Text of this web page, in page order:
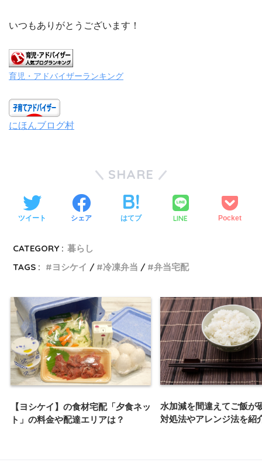
いつもありがとうございます！
育児・アドバイザーランキング
にほんブログ村
SHARE
ツイート シェア はてブ LINE Pocket
CATEGORY : 暮らし
TAGS :
ヨシケイ 冷凍弁当 弁当宅配
【ヨシケイ】の食材宅配「夕食ネッ
ト」の料金や配達エリアは？
水加減を間違えてご飯が
対処法やアレンジ法を紹